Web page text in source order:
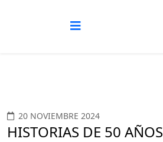
20 NOVIEMBRE 2024
HISTORIAS DE 50 AÑOS